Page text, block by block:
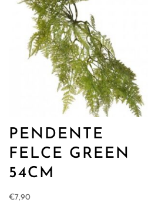
PENDENTE
FELCE GREEN
54CM
€7,90